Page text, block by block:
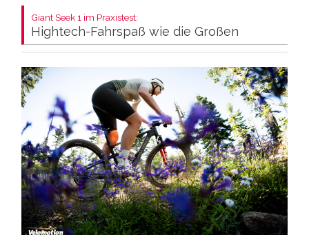
Giant Seek 1 im Praxistest:
Hightech-Fahrspaß wie die Großen